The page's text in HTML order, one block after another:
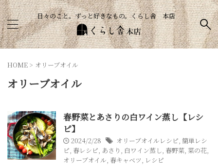
日々のこと。ずっと好きなもの。くらし舎 本店
HOME > オリーブオイル
オリーブオイル
春野菜とあさりの白ワイン蒸し【レシ
ピ】
2024/2/28 オリーブオイルレシピ, 簡単レシ
ピ, 春レシピ, あさり , 白ワイン蒸し, 春野菜, 菜の花,
オリーブオイル, 春キャベツ, レシピ